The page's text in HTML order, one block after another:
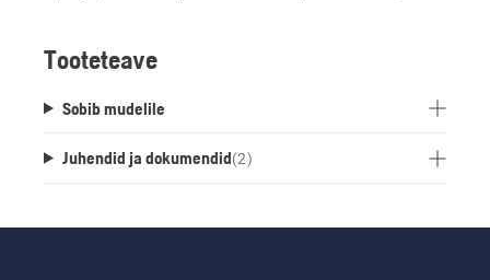
(nt tööriistade ja lõiketerade) hoiustamine ja
olevatele spetsiaalsetele taskutele.
Tooteteave
Sobib mudelile
Juhendid ja dokumendid(2)